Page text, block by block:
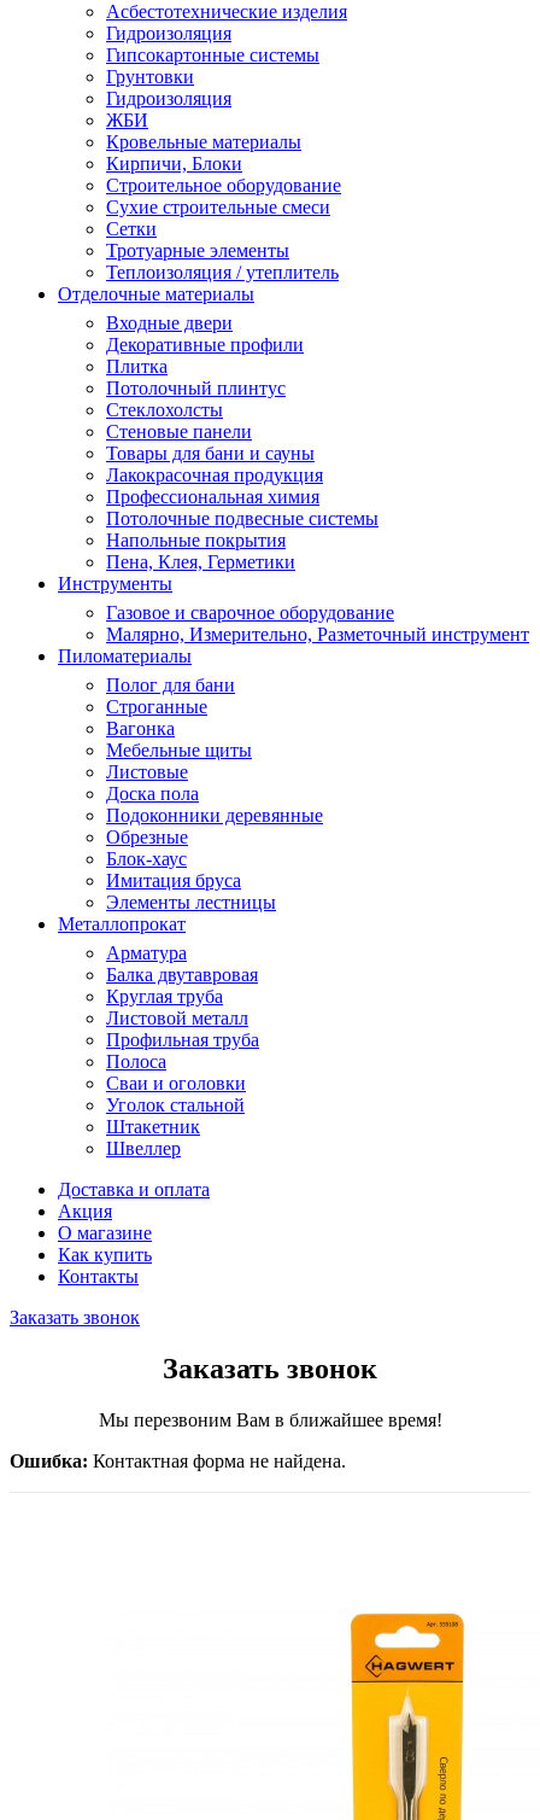
Асбестотехнические изделия
Гидроизоляция
Гипсокартонные системы
Грунтовки
Гидроизоляция
ЖБИ
Кровельные материалы
Кирпичи, Блоки
Строительное оборудование
Сухие строительные смеси
Сетки
Тротуарные элементы
Теплоизоляция / утеплитель
Отделочные материалы
Входные двери
Декоративные профили
Плитка
Потолочный плинтус
Стеклохолсты
Стеновые панели
Товары для бани и сауны
Лакокрасочная продукция
Профессиональная химия
Потолочные подвесные системы
Напольные покрытия
Пена, Клея, Герметики
Инструменты
Газовое и сварочное оборудование
Малярно, Измерительно, Разметочный инструмент
Пиломатериалы
Полог для бани
Строганные
Вагонка
Мебельные щиты
Листовые
Доска пола
Подоконники деревянные
Обрезные
Блок-хаус
Имитация бруса
Элементы лестницы
Металлопрокат
Арматура
Балка двутавровая
Круглая труба
Листовой металл
Профильная труба
Полоса
Сваи и оголовки
Уголок стальной
Штакетник
Швеллер
Доставка и оплата
Акция
О магазине
Как купить
Контакты
Заказать звонок
Заказать звонок
Мы перезвоним Вам в ближайшее время!
Ошибка: Контактная форма не найдена.